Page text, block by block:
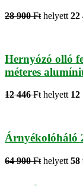
28 900 Ft helyett 22
Hernyózó olló
méteres
12 446 Ft helyett 12
Árnyékolóháló
64 900 Ft helyett 58